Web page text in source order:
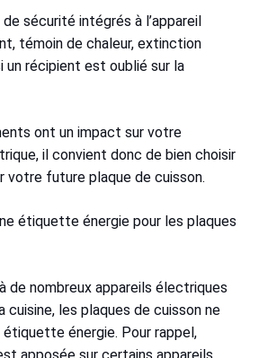
sécurité intégrés à l’appareil
témoin de chaleur, extinction
un récipient est oublié sur la
ont un impact sur votre
il convient donc de bien choisir
votre future plaque de cuisson.
étiquette énergie pour les plaques
de nombreux appareils électriques
cuisine, les plaques de cuisson ne
étiquette énergie. Pour rappel,